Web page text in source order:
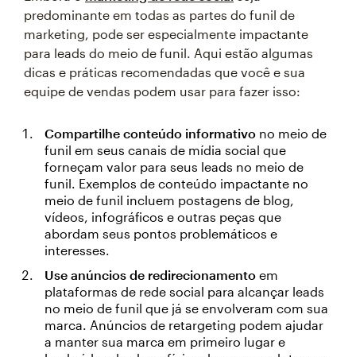
predominante em todas as partes do funil de
marketing, pode ser especialmente impactante
para leads do meio de funil. Aqui estão algumas
dicas e práticas recomendadas que você e sua
equipe de vendas podem usar para fazer isso:
Compartilhe conteúdo informativo no meio de
funil em seus canais de mídia social que
forneçam valor para seus leads no meio de
funil. Exemplos de conteúdo impactante no
meio de funil incluem postagens de blog,
vídeos, infográficos e outras peças que
abordam seus pontos problemáticos e
interesses.
Use anúncios de redirecionamento em
plataformas de rede social para alcançar leads
no meio de funil que já se envolveram com sua
marca. Anúncios de retargeting podem ajudar
a manter sua marca em primeiro lugar e